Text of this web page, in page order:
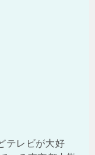
テレビが大好